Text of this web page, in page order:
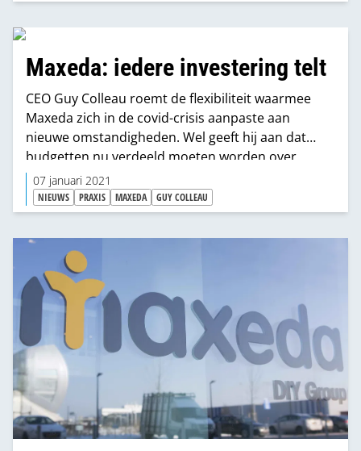
Maxeda: iedere investering telt
CEO Guy Colleau roemt de flexibiliteit waarmee
Maxeda zich in de covid-crisis aanpaste aan
nieuwe omstandigheden. Wel geeft hij aan dat
budgetten nu verdeeld moeten worden over
traditionele retail-strategie en digitale
transformatie. En dat er dús scherpe keuzes
gemaakt moeten worden, zoals het sluiten van
winkels om ze op betere locaties te openen.
"Kwaliteit is troef. We kunnen geen genoegen
meer nemen met 'gemiddeld'."
07 januari 2021
NIEUWS PRAXIS MAXEDA GUY COLLEAU